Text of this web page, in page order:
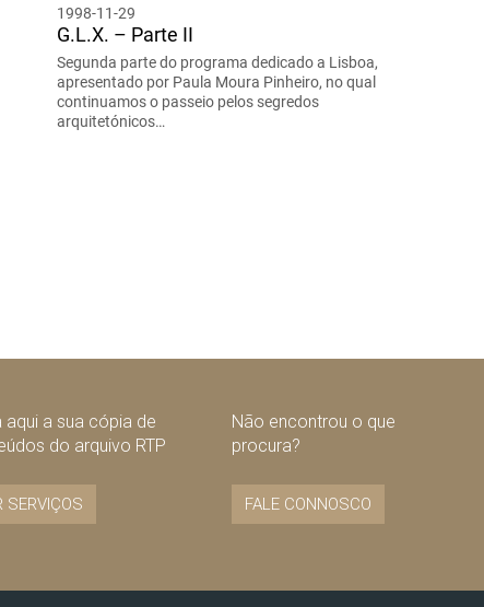
1998-11-29
G.L.X. – Parte II
Segunda parte do programa dedicado a Lisboa,
apresentado por Paula Moura Pinheiro, no qual
continuamos o passeio pelos segredos
arquitetónicos…
aqui a sua cópia de
do arquivo RTP
SERVIÇOS
Não encontrou o que
procura?
FALE CONNOSCO